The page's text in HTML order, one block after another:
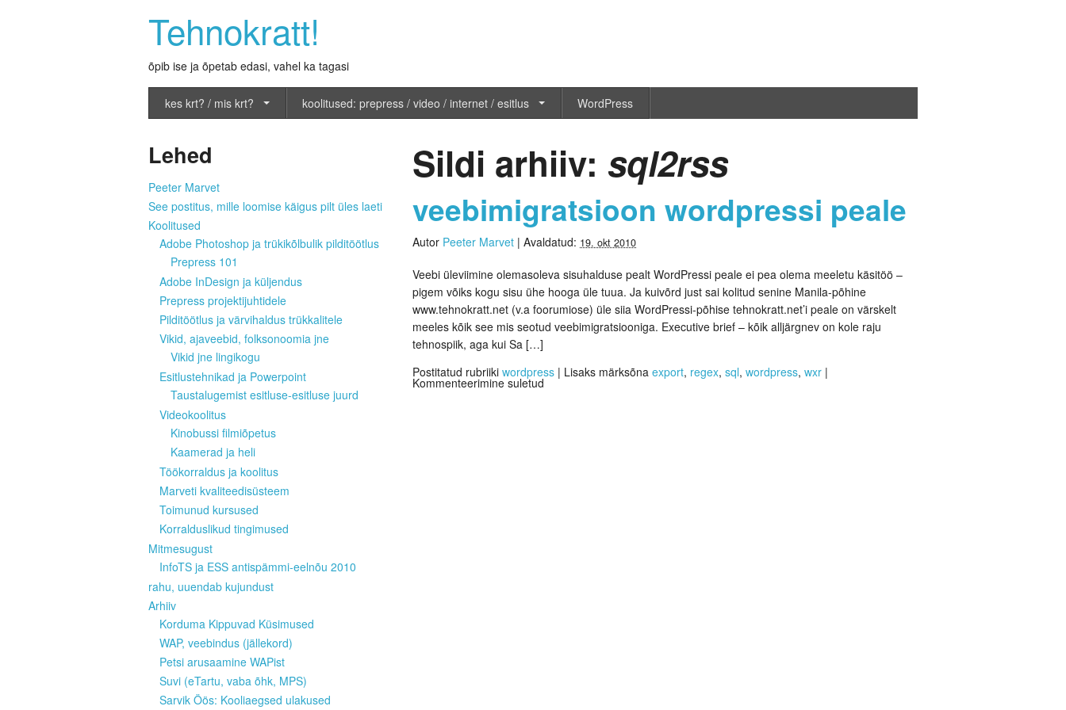
Tehnokratt!
õpib ise ja õpetab edasi, vahel ka tagasi
kes krt? / mis krt? koolitused: prepress / video / internet / esitlus WordPress
Sildi arhiiv: sql2rss
veebimigratsioon wordpressi peale
Autor Peeter Marvet |Avaldatud: 19. okt 2010
Veebi üleviimine olemasoleva sisuhalduse pealt WordPressi peale ei pea olema meeletu käsitöö –
pigem võiks kogu sisu ühe hooga üle tuua. Ja kuivõrd just sai kolitud senine Manila-põhine
www.tehnokratt.net (v.a foorumiose) üle siia WordPressi-põhise tehnokratt.net’i peale on värskelt
meeles kõik see mis seotud veebimigratsiooniga. Executive brief – kõik alljärgnev on kole raju
tehnospiik, aga kui Sa […]
Postitatud rubriikiwordpress | Lisaks märksõnaexport, regex,sql,wordpress,wxr |
Kommenteerimine suletud
Lehed
Peeter Marvet
See postitus, mille loomise käigus pilt üles laeti
Koolitused
Adobe Photoshop ja trükikõlbulik pilditöötlus
Prepress 101
Adobe InDesign ja küljendus
Prepress projektijuhtidele
Pilditöötlus ja värvihaldus trükkalitele
Vikid, ajaveebid, folksonoomia jne
Vikid jne lingikogu
Esitlustehnikad ja Powerpoint
Taustalugemist esitluse-esitluse juurd
Videokoolitus
Kinobussi filmiõpetus
Kaamerad ja heli
Töökorraldus ja koolitus
Marveti kvaliteedisüsteem
Toimunud kursused
Korralduslikud tingimused
Mitmesugust
InfoTS ja ESS antispämmi-eelnõu 2010
rahu, uuendab kujundust
Arhiiv
Korduma Kippuvad Küsimused
WAP, veebindus (jällekord)
Petsi arusaamine WAPist
Suvi (eTartu, vaba õhk, MPS)
Sarvik Öös: Kooliaegsed ulakused